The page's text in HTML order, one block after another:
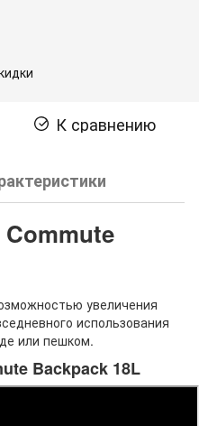
К сравнению
увеличения
использования
или пешком.
Backpack 18L